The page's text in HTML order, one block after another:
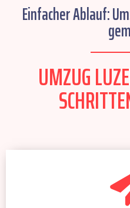
Einfacher Ablauf:
UMZUG